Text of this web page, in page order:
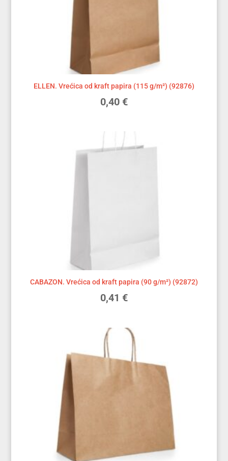
ELLEN. Vrećica od kraft papira (115 g/m²) (92876)
0,40 €
CABAZON. Vrećica od kraft papira (90 g/m²) (92872)
0,41 €